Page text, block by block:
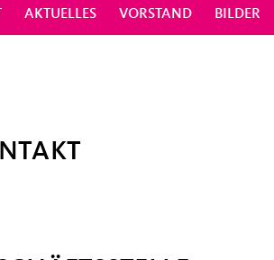
AKTUELLES VORSTAND BILDER